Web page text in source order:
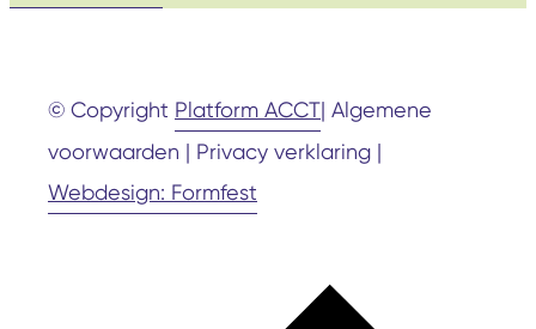
© Copyright Platform ACCT| Algemene
voorwaarden | Privacy verklaring |
Webdesign: Formfest